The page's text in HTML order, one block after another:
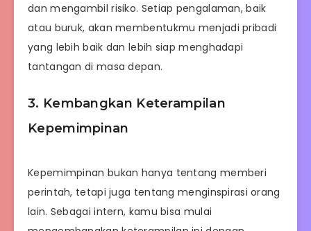
dan mengambil risiko. Setiap pengalaman, baik
atau buruk, akan membentukmu menjadi pribadi
yang lebih baik dan lebih siap menghadapi
tantangan di masa depan.
3. Kembangkan Keterampilan
Kepemimpinan
Kepemimpinan bukan hanya tentang memberi
perintah, tetapi juga tentang menginspirasi orang
lain. Sebagai intern, kamu bisa mulai